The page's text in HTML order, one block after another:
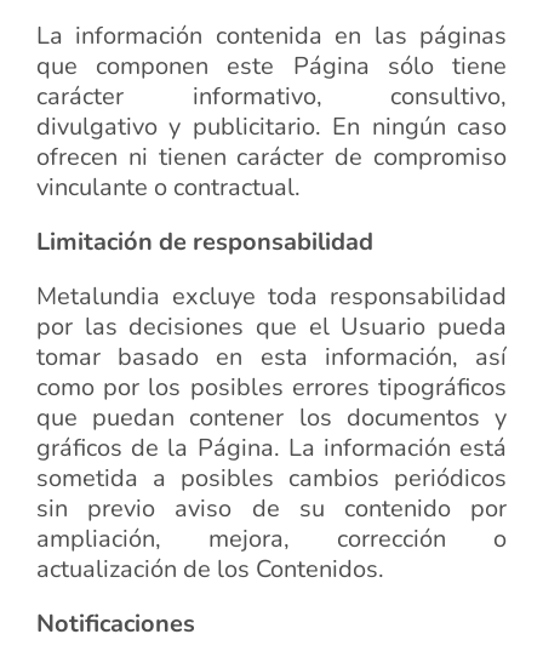
La información contenida en las páginas
que componen este Página sólo tiene
carácter informativo, consultivo,
divulgativo y publicitario. En ningún caso
ofrecen ni tienen carácter de compromiso
vinculante o contractual.
Limitación de responsabilidad
Metalundia excluye toda responsabilidad
por las decisiones que el Usuario pueda
tomar basado en esta información, así
como por los posibles errores tipográficos
que puedan contener los documentos y
gráficos de la Página. La información está
sometida a posibles cambios periódicos
sin previo aviso de su contenido por
ampliación, mejora, corrección o
actualización de los Contenidos.
Notificaciones